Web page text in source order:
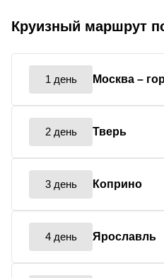
Круизный маршрут
1 день Москва –
2 день Тверь
3 день Коприно
4 день Ярославль